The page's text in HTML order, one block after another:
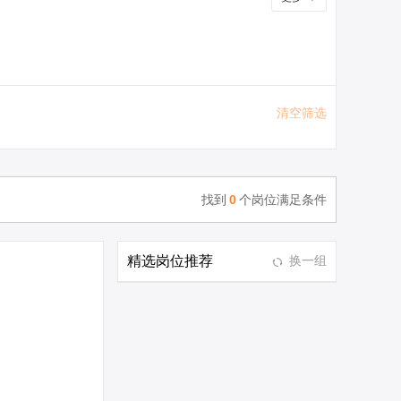
清空筛选
找到 0个岗位满足条件
精选岗位推荐 换一组